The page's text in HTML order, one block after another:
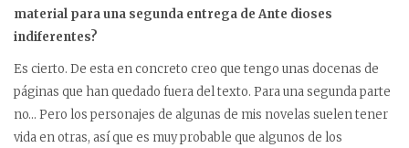
material para una segunda entrega de Ante dioses
indiferentes?
Es cierto. De esta en concreto creo que tengo unas docenas de
páginas que han quedado fuera del texto. Para una segunda parte
no… Pero los personajes de algunas de mis novelas suelen tener
vida en otras, así que es muy probable que algunos de los